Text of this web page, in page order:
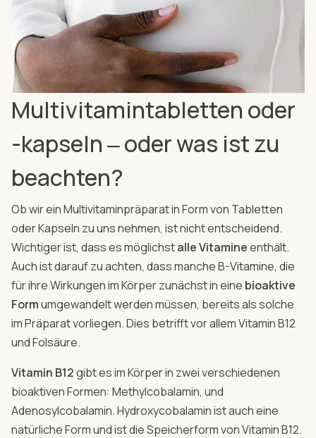
Multivitamintabletten oder
-kapseln ‒ oder was ist zu
beachten?
Ob wir ein Multivitaminpräparat in Form von Tabletten
oder Kapseln zu uns nehmen, ist nicht entscheidend.
Wichtiger ist, dass es möglichstalle Vitamineenthält.
Auch ist darauf zu achten, dass manche B-Vitamine, die
für ihre Wirkungen im Körper zunächst in eine bioaktive
Formumgewandelt werden müssen, bereits als solche
im Präparat vorliegen. Dies betrifft vor allem Vitamin B12
und Folsäure.
Vitamin B12gibt es im Körper in zwei verschiedenen
bioaktiven Formen: Methylcobalamin, und
Adenosylcobalamin. Hydroxycobalamin ist auch eine
natürliche Form und ist die Speicherform von Vitamin B12.